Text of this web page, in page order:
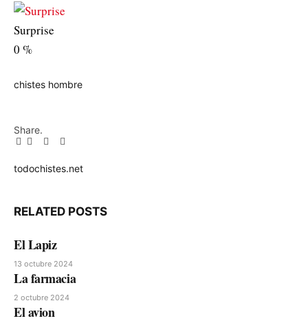
Surprise
0 %
chistes hombre
Share.
Facebook
TwitterPinterest
LinkedIn
Tumblr
Email
todochistes.net
RELATED POSTS
El Lapiz
13 octubre 2024
La farmacia
2 octubre 2024
El avion